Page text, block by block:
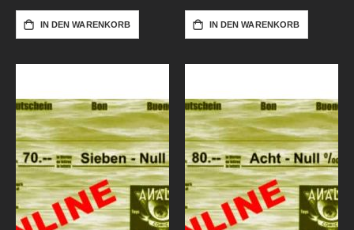
IN DEN WARENKORB IN DEN WARENKORB